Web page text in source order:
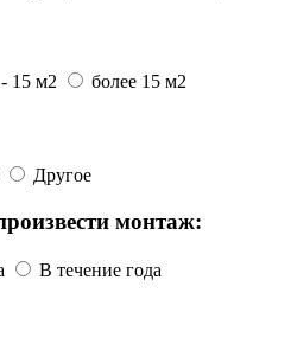
15 м2 более 15 м2
Другое
монтаж:
В течение года